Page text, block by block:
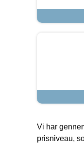
Vi har
prisniveau,